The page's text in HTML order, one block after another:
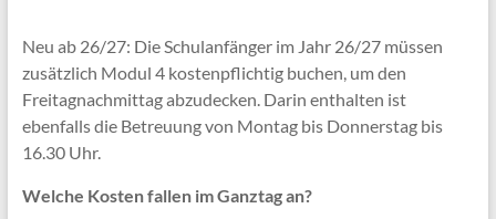
Neu ab 26/27: Die Schulanfänger im Jahr 26/27 müssen
zusätzlich Modul 4 kostenpflichtig buchen, um den
Freitagnachmittag abzudecken. Darin enthalten ist
ebenfalls die Betreuung von Montag bis Donnerstag bis
16.30 Uhr.
Welche Kosten fallen im Ganztag an?